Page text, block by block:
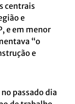
centrais
e
e em menor
“o
e
passado dia